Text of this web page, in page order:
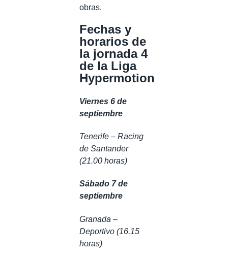
obras.
Fechas y
horarios de
la jornada 4
de la Liga
Hypermotion
Viernes 6 de
septiembre
Tenerife – Racing
de Santander
(21.00 horas)
Sábado 7 de
septiembre
Granada –
Deportivo (16.15
horas)